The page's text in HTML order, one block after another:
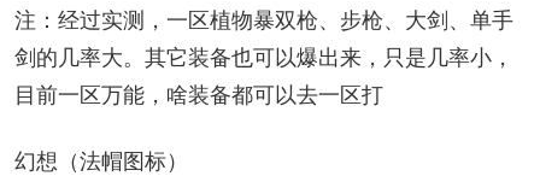
注：经过实测，一区植物暴双枪、步枪、大剑、单手
剑的几率大。其它装备也可以爆出来，只是几率小，
目前一区万能，啥装备都可以去一区打
幻想（法帽图标）